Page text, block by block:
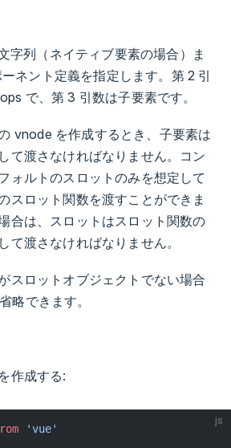
字列（ネイティブ要素の場合）ま
ネント定義を指定します。第 2 引
で、第 3 引数は子要素です。
vnode を作成するとき、子要素は
て渡さなければなりません。コン
ォルトのスロットのみを想定して
スロット関数を渡すことができま
合は、スロットはスロット関数の
て渡さなければなりません。
スロットオブジェクトでない場合
略できます。
作成する:
js
'vue'